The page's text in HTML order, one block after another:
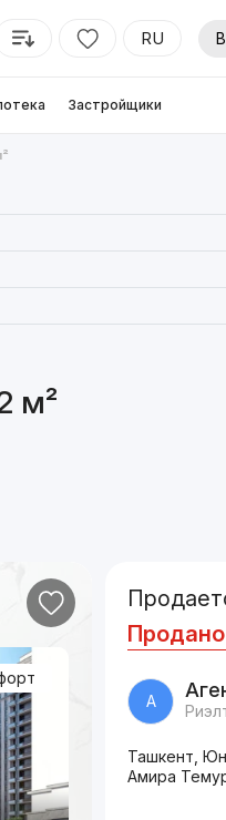
RU
Застройщики
м²
Продано
А
Ташкент,
Амира